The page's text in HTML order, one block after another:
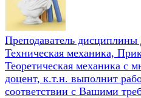
Преподаватель
Техническая механика,
Теоретическая механика с
доцент, к.т.н. выполнит
соответствии с Вашими